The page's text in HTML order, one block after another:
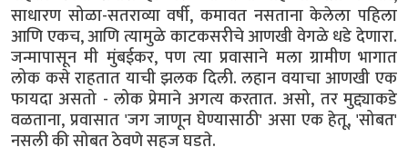
साधारण सोळा-सतराव्या वर्षी, कमावत नसताना केलेला पहिला
आणि एकच, आणि त्यामुळे काटकसरीचे आणखी वेगळे धडे देणारा.
जन्मापासून मी मुंबईकर, पण त्या प्रवासाने मला ग्रामीण भागात
लोक कसे राहतात याची झलक दिली. लहान वयाचा आणखी एक
फायदा असतो - लोक प्रेमाने अगत्य करतात. असो, तर मुद्द्याकडे
वळताना, प्रवासात 'जग जाणून घेण्यासाठी' असा एक हेतू, 'सोबत'
नसली की सोबत ठेवणे सहज घडते.